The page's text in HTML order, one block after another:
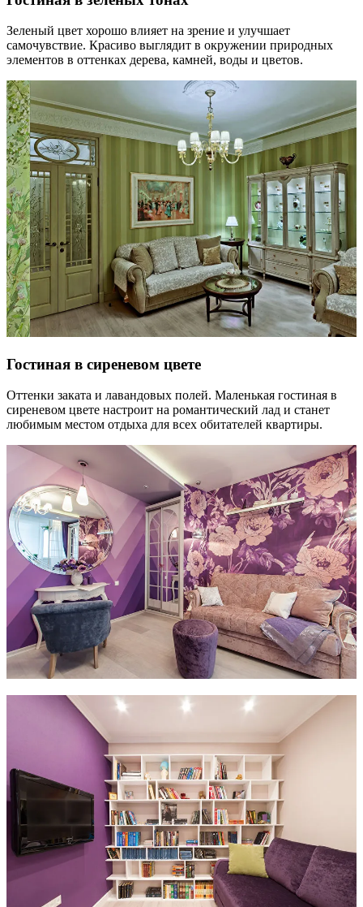
Зеленый цвет хорошо влияет на зрение и улучшает
самочувствие. Красиво выглядит в окружении природных
элементов в оттенках дерева, камней, воды и цветов.
Гостиная в сиреневом цвете
Оттенки заката и лавандовых полей. Маленькая гостиная в
сиреневом цвете настроит на романтический лад и станет
любимым местом отдыха для всех обитателей квартиры.